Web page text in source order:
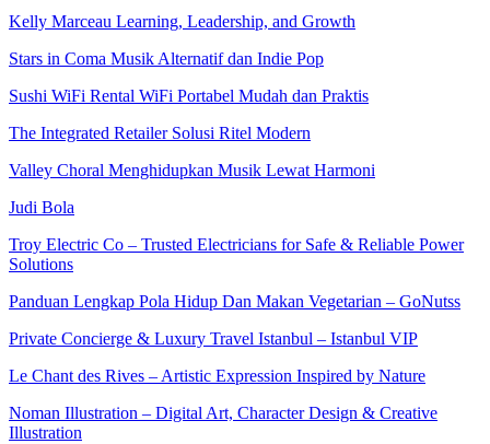
Kelly Marceau Learning, Leadership, and Growth
Stars in Coma Musik Alternatif dan Indie Pop
Sushi WiFi Rental WiFi Portabel Mudah dan Praktis
The Integrated Retailer Solusi Ritel Modern
Valley Choral Menghidupkan Musik Lewat Harmoni
Judi Bola
Troy Electric Co – Trusted Electricians for Safe & Reliable Power
Solutions
Panduan Lengkap Pola Hidup Dan Makan Vegetarian – GoNutss
Private Concierge & Luxury Travel Istanbul – Istanbul VIP
Le Chant des Rives – Artistic Expression Inspired by Nature
Noman Illustration – Digital Art, Character Design & Creative
Illustration